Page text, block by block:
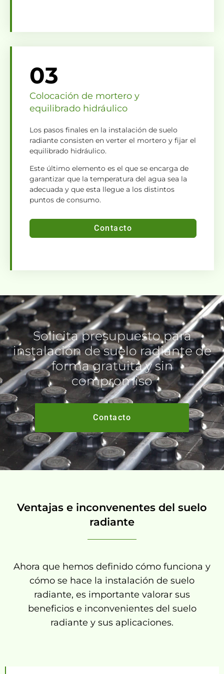
03
Colocación de mortero y
equilibrado hidráulico
Los pasos finales en la instalación de suelo
radiante consisten en verter el mortero y fijar el
equilibrado hidráulico.
Este último elemento es el que se encarga de
garantizar que la temperatura del agua sea la
adecuada y que esta llegue a los distintos
puntos de consumo.
Contacto
Solicita presupuesto para
instalación de suelo radiante de
forma gratuita y sin
compromiso
Contacto
Ventajas e inconvenentes del suelo
radiante
Ahora que hemos definido cómo funciona y
cómo se hace la instalación de suelo
radiante, es importante valorar sus
beneficios e inconvenientes del suelo
radiante y sus aplicaciones.